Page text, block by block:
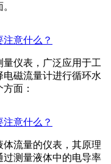
意什么？
仪表，广泛应用于工
磁流量计进行循环水
面：
意什么？
流量的仪表，其原理
过测量液体中的电导率